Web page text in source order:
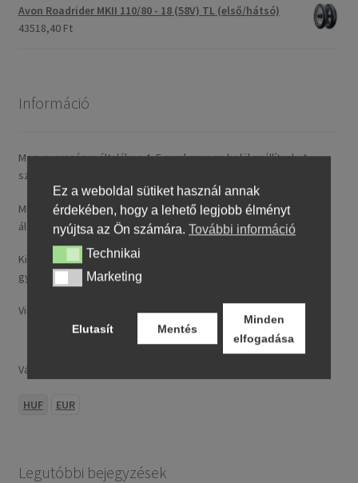
Avon Roadrider MKII 110/80 - 18 (58V) TL (első/hátsó)
43518,40 Ft
Információ
Magyarországra általában 4–5 munkanapon belül szállítunk. A
szállítási díj rendelésenként 14,95 € / ~ 5737 HUF.
Minden nálunk feltüntetett ár tartalmazza a magyarországi
általános forgalmi adót (ÁFA).
Kizárólag új, folyó gyártásból származó, legfeljebb 24 hónapos
gyártású termékeket kínálunk.
Visa, MasterCard, Google Pay, Apple Pay és banki átutalás.
Választ:
HUF EUR
Legutóbbi bejegyzések
Ez a weboldal sütiket használ annak
érdekében, hogy a lehető legjobb élményt
nyújtsa az Ön számára. További információ
TechnikaiTechnikai
MarketingMarketing
Elutasít Mentés
Minden
elfogadása